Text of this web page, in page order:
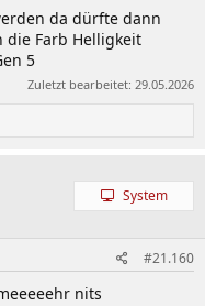
da dürfte dann
die Farb Helligkeit
5
Zuletzt bearbeitet: 29.05.2026
System
#21.160
nits